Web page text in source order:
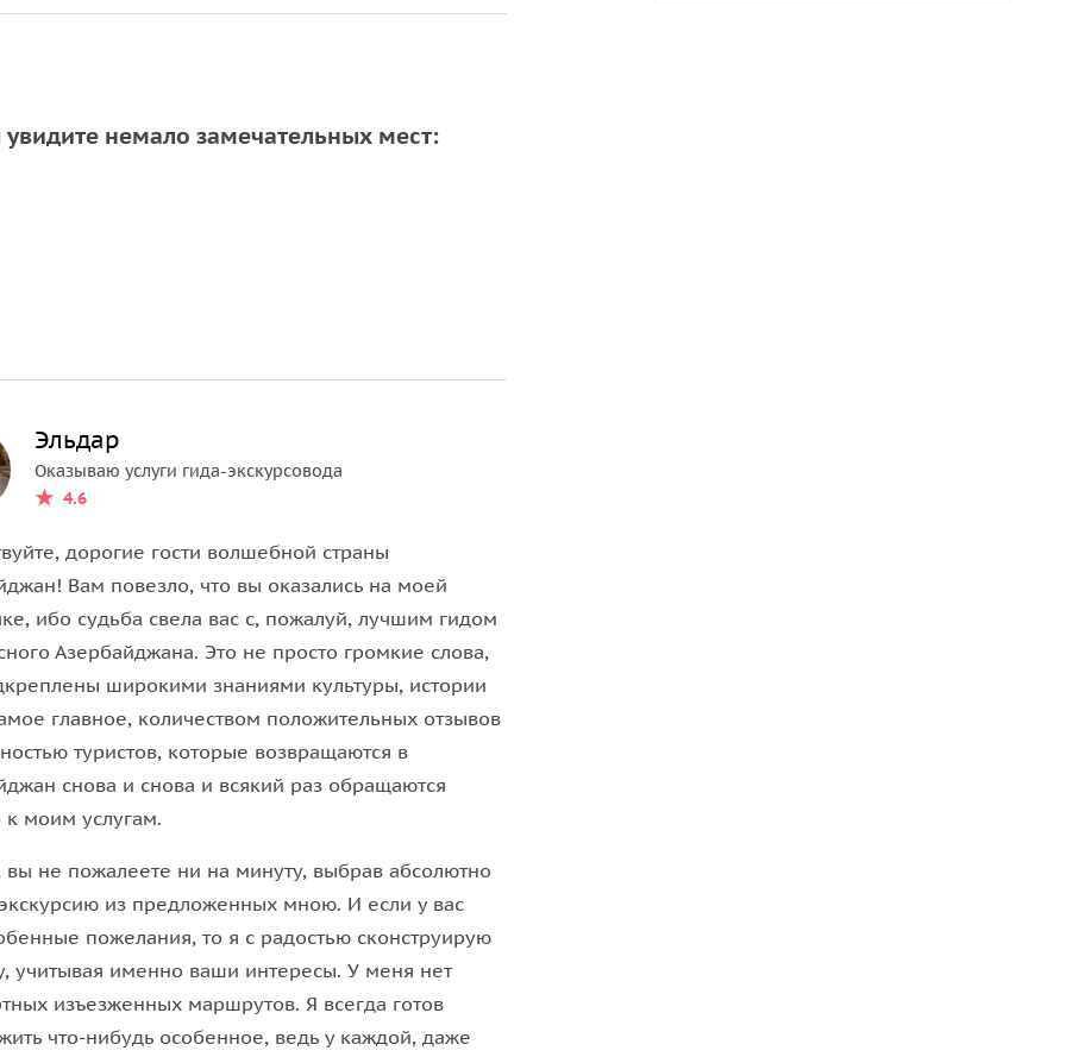
немало замечательных мест:
крепостной стеной
Эльдар
Оказываю услуги гида-экскурсовода
4.6
дорогие гости волшебной страны
Вам повезло, что вы оказались на моей
ибо судьба свела вас с, пожалуй, лучшим гидом
Азербайджана. Это не просто громкие слова,
широкими знаниями культуры, истории
главное, количеством положительных отзывов
туристов, которые возвращаются в
снова и снова и всякий раз обращаются
моим услугам.
вы не пожалеете ни на минуту, выбрав абсолютно
из предложенных мною. И если у вас
пожелания, то я с радостью сконструирую
учитывая именно ваши интересы. У меня нет
изъезженных маршрутов. Я всегда готов
что-нибудь особенное, ведь у каждой, даже